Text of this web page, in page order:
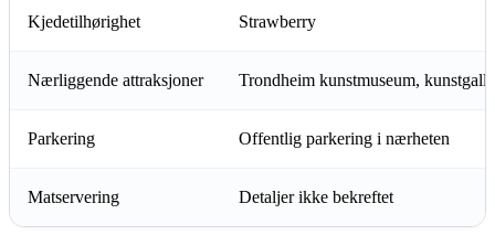
Kjedetilhørighet Strawberry
Nærliggende attraksjoner Trondheim kunstmuseum,
Parkering Offentlig parkering i nærheten
Matservering Detaljer ikke bekreftet